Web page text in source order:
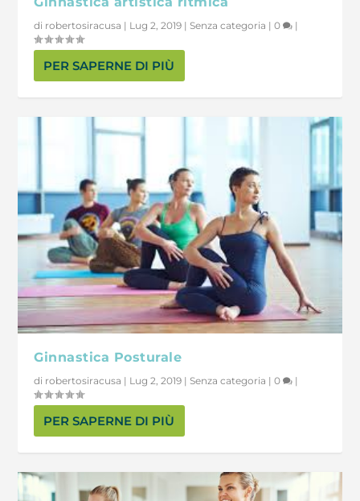
di robertosiracusa | Lug 2, 2019 |Senza categoria |0 |
PER SAPERNE DI PIÙ
Ginnastica Posturale
di robertosiracusa | Lug 2, 2019 |Senza categoria |0 |
PER SAPERNE DI PIÙ